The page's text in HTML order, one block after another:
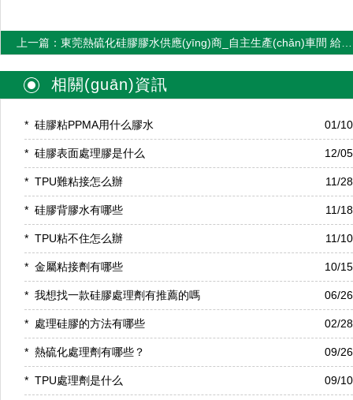
相關(guān)資訊
* 硅膠粘PPMA用什么膠水 01/10
* 硅膠表面處理膠是什么 12/05
* TPU難粘接怎么辦 11/28
* 硅膠背膠水有哪些 11/18
* TPU粘不住怎么辦 11/10
* 金屬粘接劑有哪些 10/15
* 我想找一款硅膠處理劑有推薦的嗎 06/26
* 處理硅膠的方法有哪些 02/28
* 熱硫化處理劑有哪些？ 09/26
* TPU處理劑是什么 09/10